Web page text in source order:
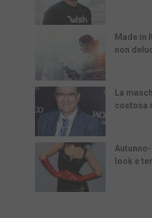
Made in
non
La
costosa
look e